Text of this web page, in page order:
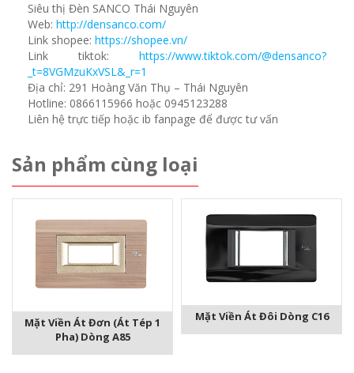
Siêu thị Đèn SANCO Thái Nguyên
Web: http://densanco.com/
Link shopee: https://shopee.vn/
Link tiktok: https://www.tiktok.com/@densanco?
_t=8VGMzuKxVSL&_r=1
Địa chỉ: 291 Hoàng Văn Thụ – Thái Nguyên
Hotline: 0866115966 hoặc 0945123288
Liên hệ trực tiếp hoặc ib fanpage để được tư vấn
Sản phẩm cùng loại
Mặt Viền Át Đơn (át Tép 1
Pha) Dòng A85
Mặt Viền Át Đôi Dòng C16